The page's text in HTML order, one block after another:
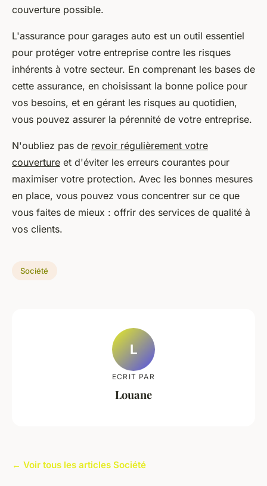
couverture possible.
L'assurance pour garages auto est un outil essentiel
pour protéger votre entreprise contre les risques
inhérents à votre secteur. En comprenant les bases de
cette assurance, en choisissant la bonne police pour
vos besoins, et en gérant les risques au quotidien,
vous pouvez assurer la pérennité de votre entreprise.
N'oubliez pas de revoir régulièrement votre
couverture et d'éviter les erreurs courantes pour
maximiser votre protection. Avec les bonnes mesures
en place, vous pouvez vous concentrer sur ce que
vous faites de mieux : offrir des services de qualité à
vos clients.
Société
L
ECRIT PAR
Louane
← Voir tous les articles Société